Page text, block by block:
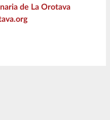
de La Orotava